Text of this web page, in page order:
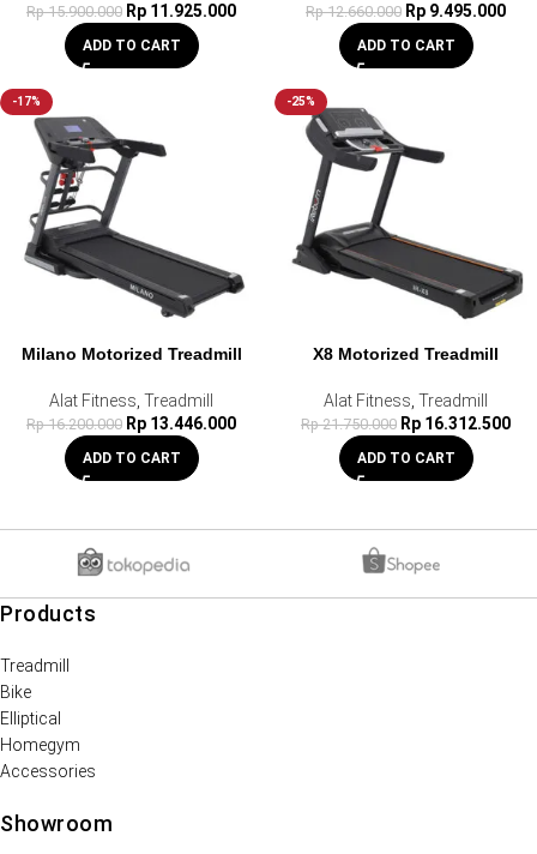
Rp15.900.000 Rp 11.925.000
ADD TO CART
Rp12.660.000 Rp 9.495.000
ADD TO CART
-17%
Milano Motorized Treadmill
Alat Fitness, Treadmill
Rp16.200.000 Rp 13.446.000
ADD TO CART
-25%
X8 Motorized Treadmill
Alat Fitness, Treadmill
Rp21.750.000 Rp 16.312.500
ADD TO CART
Products
Treadmill
Bike
Elliptical
Homegym
Accessories
Showroom